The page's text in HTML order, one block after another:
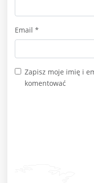
Email *
Zapisz moje imię i
komentować